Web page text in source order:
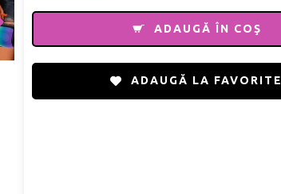
ADAUGĂ ÎN COŞ
ADAUGĂ LA FAVORITE